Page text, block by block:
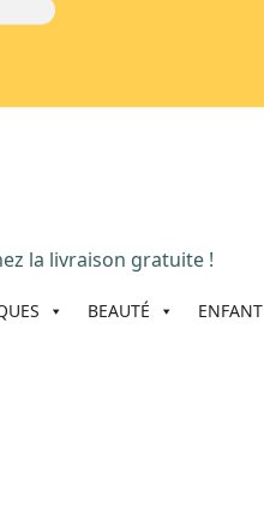
la livraison gratuite !
BEAUTÉ ENFANT